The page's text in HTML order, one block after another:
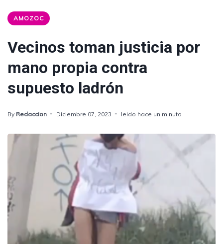
AMOZOC
Vecinos toman justicia por
mano propia contra
supuesto ladrón
By Redaccion Diciembre 07, 2023 leido hace un minuto